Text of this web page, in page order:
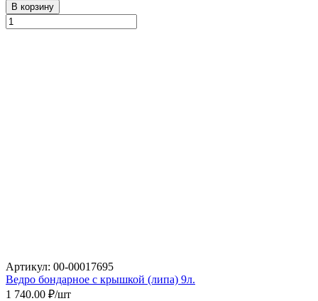
В корзину
Артикул: 00-00017695
Ведро бондарное с крышкой (липа) 9л.
1 740.00 ₽/шт